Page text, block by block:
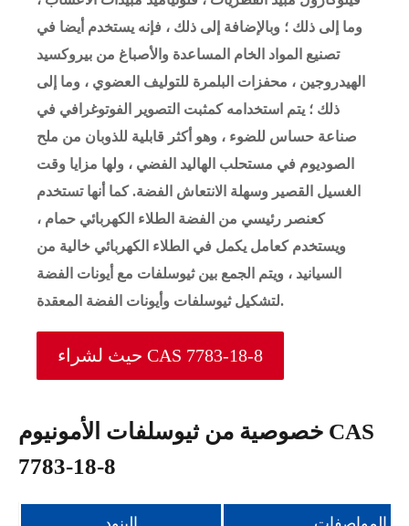
وما إلى ذلك ؛ وبالإضافة إلى ذلك ، فإنه يستخدم أيضا في
تصنيع المواد الخام المساعدة والأصباغ من بيروكسيد
الهيدروجين ، محفزات البلمرة للتوليف العضوي ، وما إلى
ذلك ؛ يتم استخدامه كمثبت التصوير الفوتوغرافي في
صناعة حساس للضوء ، وهو أكثر قابلية للذوبان من ملح
الصوديوم في مستحلب الهاليد الفضي ، ولها مزايا وقت
الغسيل القصير وسهلة الانتعاش الفضة. كما أنها تستخدم
كعنصر رئيسي من الفضة الطلاء الكهربائي حمام ،
ويستخدم كعامل يكمل في الطلاء الكهربائي خالية من
السيانيد ، ويتم الجمع بين ثيوسلفات مع أيونات الفضة
لتشكيل ثيوسلفات وأيونات الفضة المعقدة.
حيث لشراء CAS 7783-18-8
خصوصية من ثيوسلفات الأمونيوم CAS
7783-18-8